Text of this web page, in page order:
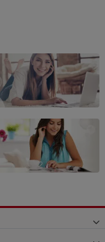
Funktionale
Statistik Cookies